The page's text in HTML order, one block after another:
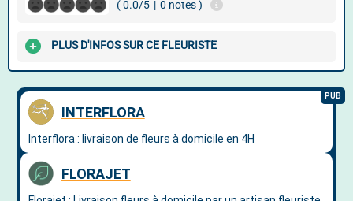
( 0.0/5 | 0 notes )
PLUS D'INFOS SUR CE FLEURISTE